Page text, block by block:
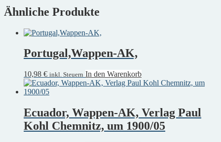
Ähnliche Produkte
Portugal,Wappen-AK,
10,98 € inkl. Steuern In den Warenkorb
Ecuador, Wappen-AK, Verlag Paul
Kohl Chemnitz, um 1900/05